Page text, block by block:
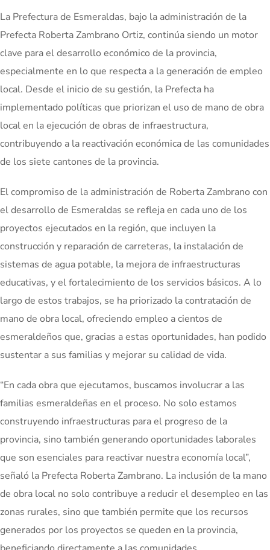
La Prefectura de Esmeraldas, bajo la administración de la
Prefecta Roberta Zambrano Ortiz, continúa siendo un motor
clave para el desarrollo económico de la provincia,
especialmente en lo que respecta a la generación de empleo
local. Desde el inicio de su gestión, la Prefecta ha
implementado políticas que priorizan el uso de mano de obra
local en la ejecución de obras de infraestructura,
contribuyendo a la reactivación económica de las comunidades
de los siete cantones de la provincia.
El compromiso de la administración de Roberta Zambrano con
el desarrollo de Esmeraldas se refleja en cada uno de los
proyectos ejecutados en la región, que incluyen la
construcción y reparación de carreteras, la instalación de
sistemas de agua potable, la mejora de infraestructuras
educativas, y el fortalecimiento de los servicios básicos. A lo
largo de estos trabajos, se ha priorizado la contratación de
mano de obra local, ofreciendo empleo a cientos de
esmeraldeños que, gracias a estas oportunidades, han podido
sustentar a sus familias y mejorar su calidad de vida.
“En cada obra que ejecutamos, buscamos involucrar a las
familias esmeraldeñas en el proceso. No solo estamos
construyendo infraestructuras para el progreso de la
provincia, sino también generando oportunidades laborales
que son esenciales para reactivar nuestra economía local”,
señaló la Prefecta Roberta Zambrano. La inclusión de la mano
de obra local no solo contribuye a reducir el desempleo en las
zonas rurales, sino que también permite que los recursos
generados por los proyectos se queden en la provincia,